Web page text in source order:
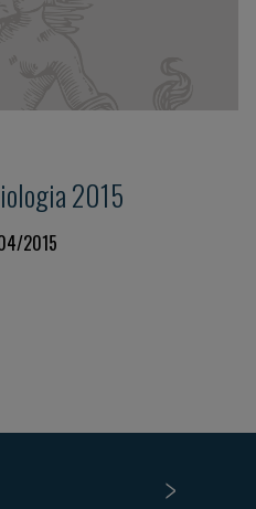
2015
2015